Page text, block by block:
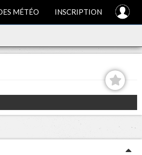
MÉTÉO INSCRIPTION